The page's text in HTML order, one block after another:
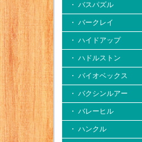
・ バスパズル
・ バークレイ
・ ハイドアップ
・ ハドルストン
・ バイオベックス
・ バクシンルアー
・ バレーヒル
・ ハンクル